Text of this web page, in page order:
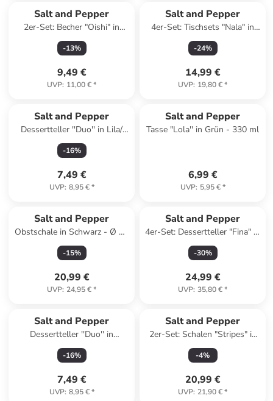
Salt and Pepper
2er-Set: Becher "Oishi" in
-13%
9,49 €
UVP: 11,00 €*
Salt and Pepper
4er-Set: Tischsets "Nala" in
Beige - Ø 36 cm
-24%
14,99 €
UVP: 19,80 €*
Salt and Pepper
Dessertteller ''Duo'' in Lila/
Orange - Ø 18 cm
-16%
7,49 €
UVP: 8,95 €*
Salt and Pepper
Tasse "Lola'' in Grün - 330 ml
6,99 €
UVP: 5,95 €*
Salt and Pepper
Obstschale in Schwarz - Ø 35
cm
-15%
20,99 €
UVP: 24,95 €*
Salt and Pepper
4er-Set: Dessertteller "Fina" in
Weiß/ Schwarz - Ø 20 cm
-30%
24,99 €
UVP: 35,80 €*
Salt and Pepper
Dessertteller ''Duo'' in
Orange/ Grün - Ø 18 cm
-16%
7,49 €
UVP: 8,95 €*
Salt and Pepper
2er-Set: Schalen "Stripes" in
Weiß/ Blau - (H)6,5 x Ø 23 cm
-4%
20,99 €
UVP: 21,90 €*